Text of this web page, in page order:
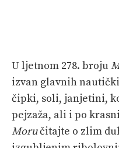
SPIZA
VELIKE PRIČE
PRETPLATA
SHOP
U ljetnom 278. broju
izvan glavnih
čipki, soli, janjetini,
pejzaža, ali i po
Moručitajte o zlim